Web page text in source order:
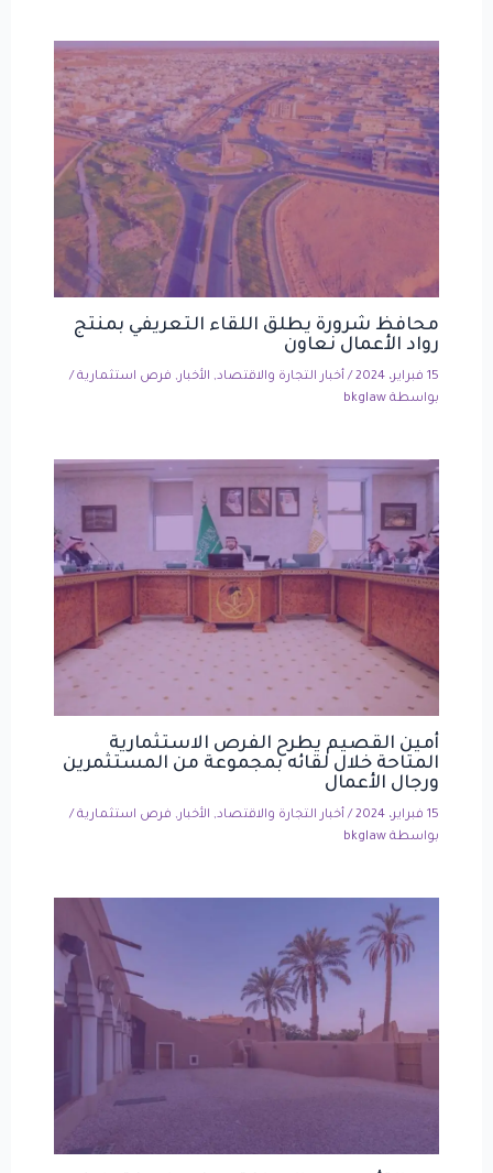
محافظ شرورة يطلق اللقاء التعريفي بمنتج
رواد الأعمال نعاون
15 فبراير، 2024 / أخبار التجارة والاقتصاد, الأخبار, فرص استثمارية/
بواسطة bkglaw
أمين القصيم يطرح الفرص الاستثمارية
المتاحة خلال لقائه بمجموعة من المستثمرين
ورجال الأعمال
15 فبراير، 2024 / أخبار التجارة والاقتصاد, الأخبار, فرص استثمارية/
بواسطة bkglaw